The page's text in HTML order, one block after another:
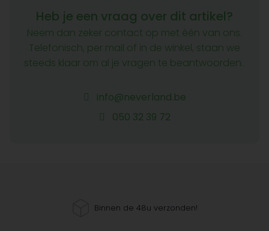
Heb je een vraag over dit artikel?
Neem dan zeker contact op met één van ons.
Telefonisch, per mail of in de winkel, staan we
steeds klaar om al je vragen te beantwoorden.
info@neverland.be
050 32 39 72
Binnen de 48u verzonden!